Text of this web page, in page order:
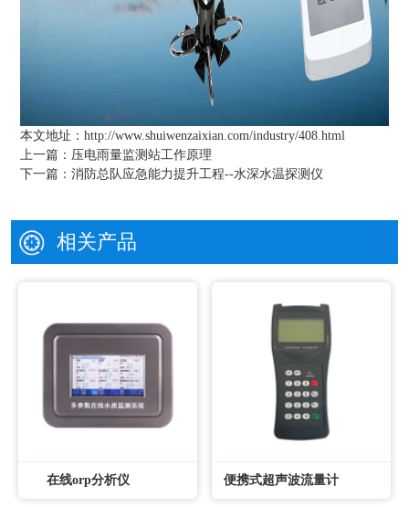
本文地址： http://www.shuiwenzaixian.com/industry/408.html
上一篇： 压电雨量监测站工作原理
下一篇： 消防总队应急能力提升工程--水深水温探测仪
相关产品
在线orp分析仪 便携式超声波流量计